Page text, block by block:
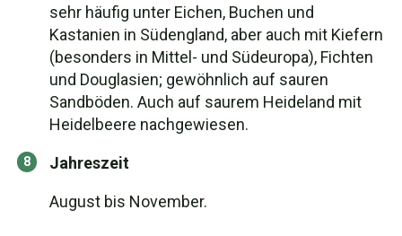
sehr häufig unter Eichen, Buchen und
Kastanien in Südengland, aber auch mit Kiefern
(besonders in Mittel- und Südeuropa), Fichten
und Douglasien; gewöhnlich auf sauren
Sandböden. Auch auf saurem Heideland mit
Heidelbeere nachgewiesen.
Jahreszeit
August bis November.